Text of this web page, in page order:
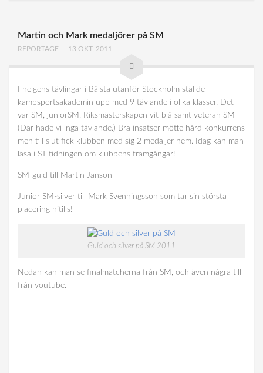
Martin och Mark medaljörer på SM
REPORTAGE 13 OKT, 2011
I helgens tävlingar i Bålsta utanför Stockholm ställde
kampsportsakademin upp med 9 tävlande i olika klasser. Det
var SM, juniorSM, Riksmästerskapen vit-blå samt veteran SM
(Där hade vi inga tävlande.) Bra insatser mötte hård konkurrens
men till slut fick klubben med sig 2 medaljer hem. Idag kan man
läsa i ST-tidningen om klubbens framgångar!
SM-guld till Martin Janson
Junior SM-silver till Mark Svenningsson som tar sin största
placering hitills!
Guld och silver på SM 2011
Nedan kan man se finalmatcherna från SM, och även några till
från youtube.